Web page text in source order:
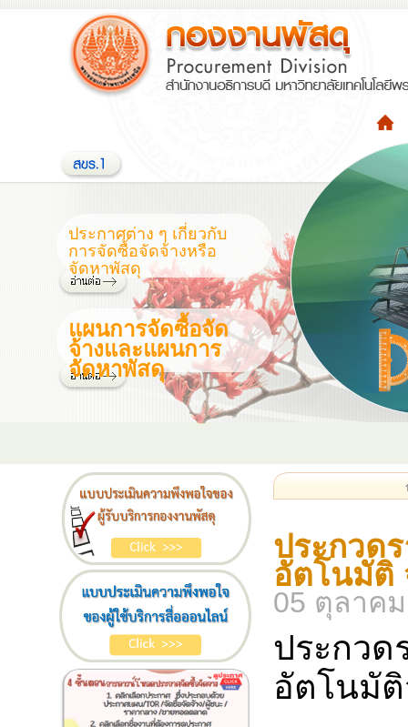
ประกาศต่าง ๆ เกี่ยวกับ
การจัดซื้อจัดจ้างหรือ
จัดหาพัสดุ
แผนการจัดซื้อจัด
จ้างและแผนการ
จัดหาพัสดุ
ประกวด
อัตโนมัติ
05 ตุลาค
ประกวด
อัตโนมัติ